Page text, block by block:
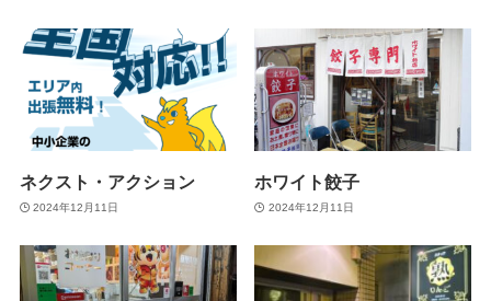
ネクスト・アクション
2024年12月11日
ホワイト餃子
2024年12月11日